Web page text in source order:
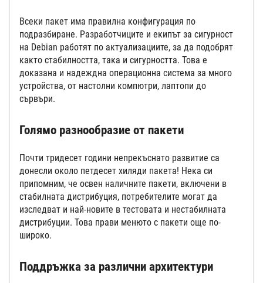
Всеки пакет има правилна конфигурация по
подразбиране. Разработчиците и екипът за сигурност
на Debian работят по актуализациите, за да подобрят
както стабилността, така и сигурността. Това е
доказана и надеждна операционна система за много
устройства, от настолни компютри, лаптопи до
сървъри.
Голямо разнообразие от пакети
Почти тридесет години непрекъснато развитие са
донесли около петдесет хиляди пакета! Нека си
припомним, че освен наличните пакети, включени в
стабилната дистрибуция, потребителите могат да
изследват и най-новите в тестовата и нестабилната
дистрибуции. Това прави менюто с пакети още по-
широко.
Поддръжка за различни архитектури